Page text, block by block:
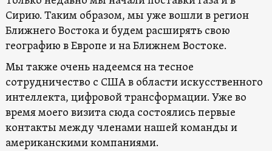
Сирию. Таким образом, мы уже вошли в регион
Ближнего Востока и будем расширять свою
географию в Европе и на Ближнем Востоке.
Мы также очень надеемся на тесное
сотрудничество с США в области искусственного
интеллекта, цифровой трансформации. Уже во
время моего визита сюда состоялись первые
контакты между членами нашей команды и
американскими компаниями.